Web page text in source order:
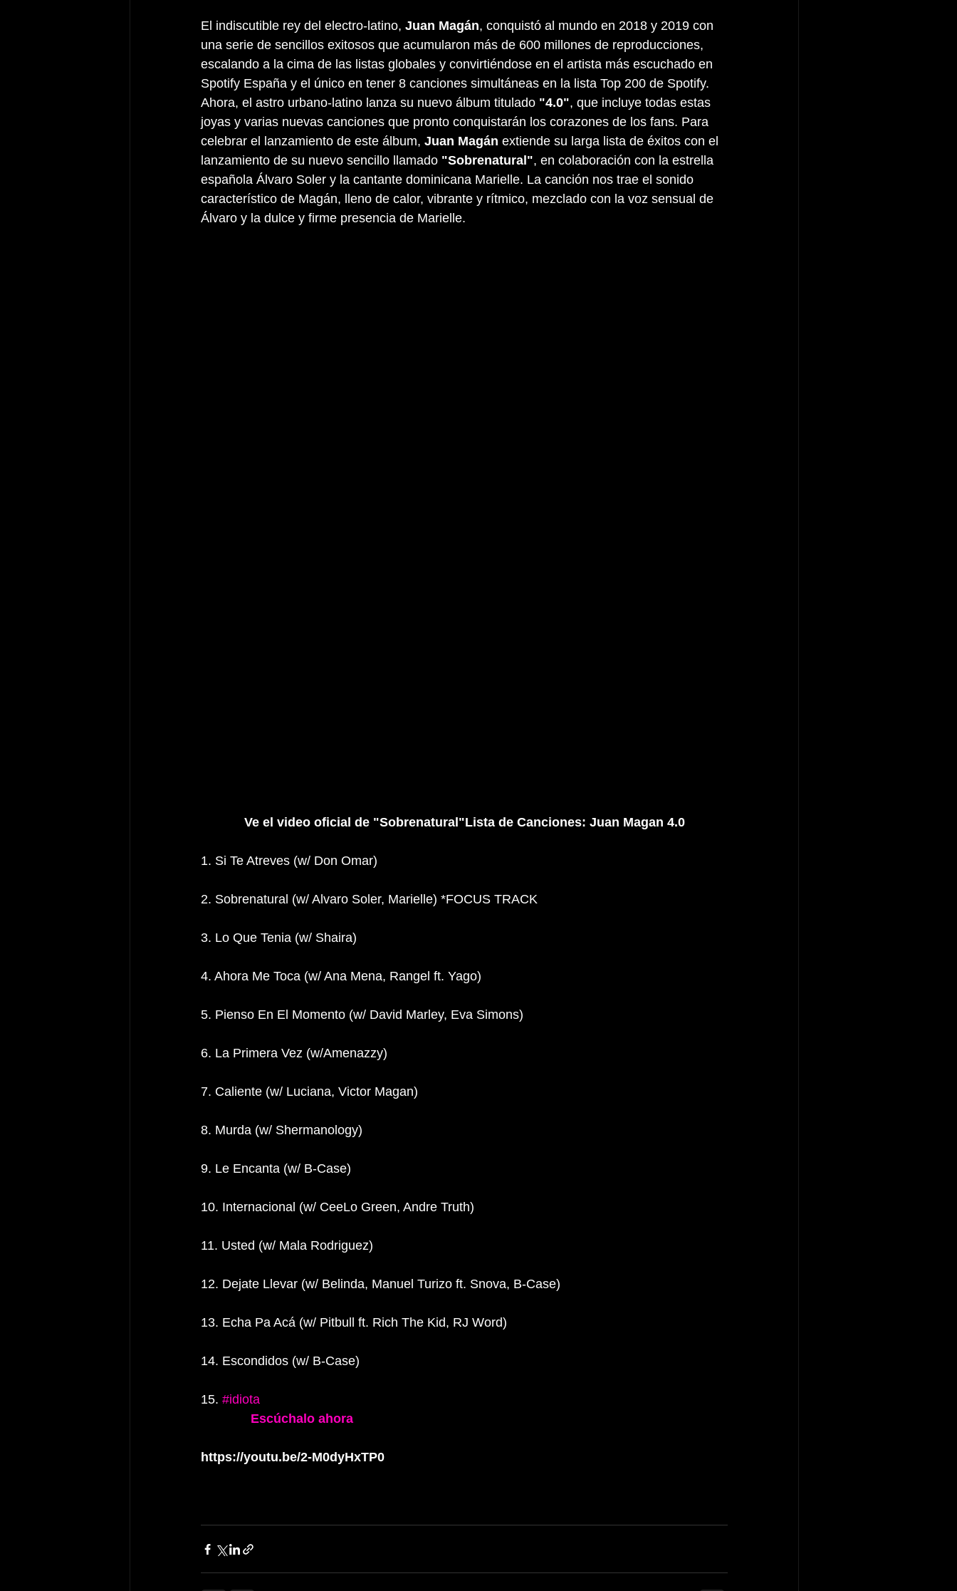
El indiscutible rey del electro-latino, Juan Magán, conquistó al mundo en 2018 y 2019 con
una serie de sencillos exitosos que acumularon más de 600 millones de reproducciones,
escalando a la cima de las listas globales y convirtiéndose en el artista más escuchado en
Spotify España y el único en tener 8 canciones simultáneas en la lista Top 200 de Spotify.
Ahora, el astro urbano-latino lanza su nuevo álbum titulado "4.0", que incluye todas estas
joyas y varias nuevas canciones que pronto conquistarán los corazones de los fans. Para
celebrar el lanzamiento de este álbum, Juan Magán extiende su larga lista de éxitos con el
lanzamiento de su nuevo sencillo llamado "Sobrenatural", en colaboración con la estrella
española Álvaro Soler y la cantante dominicana Marielle. La canción nos trae el sonido
característico de Magán, lleno de calor, vibrante y rítmico, mezclado con la voz sensual de
Álvaro y la dulce y firme presencia de Marielle.
Ve el video oficial de "Sobrenatural"Lista de Canciones: Juan Magan 4.0
1. Si Te Atreves (w/ Don Omar)
2. Sobrenatural (w/ Alvaro Soler, Marielle) *FOCUS TRACK
3. Lo Que Tenia (w/ Shaira)
4. Ahora Me Toca (w/ Ana Mena, Rangel ft. Yago)
5. Pienso En El Momento (w/ David Marley, Eva Simons)
6. La Primera Vez (w/Amenazzy)
7. Caliente (w/ Luciana, Victor Magan)
8. Murda (w/ Shermanology)
9. Le Encanta (w/ B-Case)
10. Internacional (w/ CeeLo Green, Andre Truth)
11. Usted (w/ Mala Rodriguez)
12. Dejate Llevar (w/ Belinda, Manuel Turizo ft. Snova, B-Case)
13. Echa Pa Acá (w/ Pitbull ft. Rich The Kid, RJ Word)
14. Escondidos (w/ B-Case)
15. #idiota
Escúchalo ahora
https://youtu.be/2-M0dyHxTP0